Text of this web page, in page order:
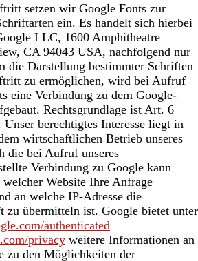
setzen wir Google Fonts zur
ein. Es handelt sich hierbei
LLC, 1600 Amphitheatre
CA 94043 USA, nachfolgend nur
die Darstellung bestimmter Schriften
zu ermöglichen, wird bei Aufruf
eine Verbindung zu dem Google-
Rechtsgrundlage ist Art. 6
berechtigtes Interesse liegt in
wirtschaftlichen Betrieb unseres
die bei Aufruf unseres
Verbindung zu Google kann
Website Ihre Anfrage
an welche IP-Adresse die
zu übermitteln ist. Google bietet unter
authenticated
privacy weitere Informationen an
zu den Möglichkeiten der